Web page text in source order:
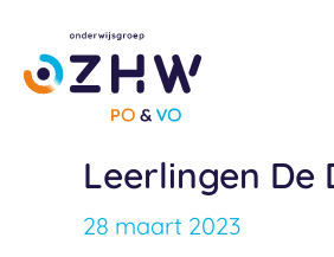
naar
Leerlingen De
28 maart 2023